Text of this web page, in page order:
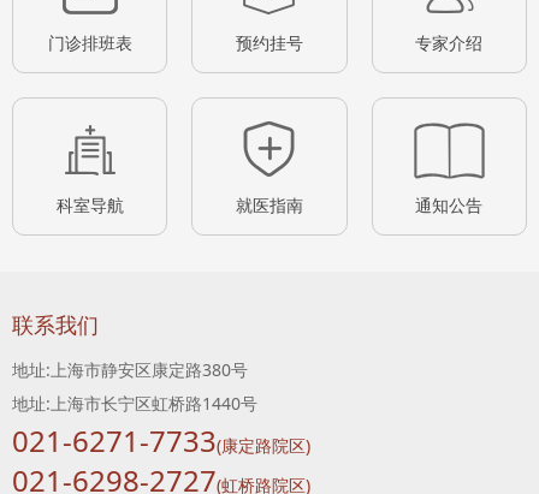
门诊排班表 预约挂号 专家介绍
科室导航 就医指南 通知公告
联系我们
地址:上海市静安区康定路380号
地址:上海市长宁区虹桥路1440号
021-6271-7733(康定路院区)
021-6298-2727(虹桥路院区)